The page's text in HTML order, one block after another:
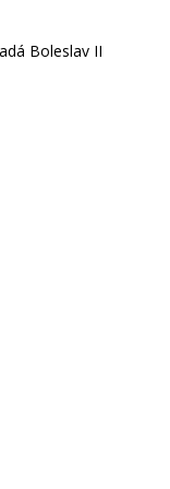
Boleslav II